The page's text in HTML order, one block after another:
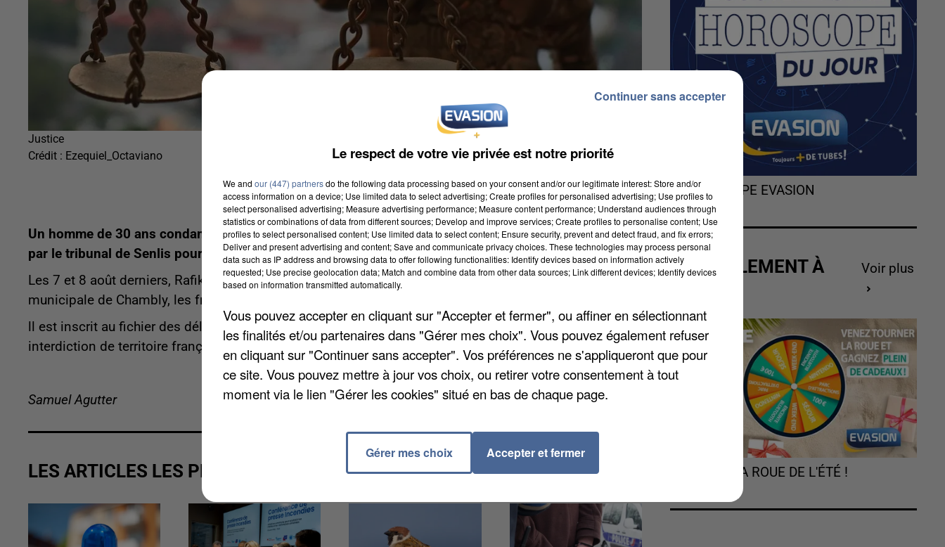
Justice
Crédit : Ezequiel_Octaviano
Un homme de 30 ans condamné ce lundi 8 décembre 2025 à 14 mois de prison dont 5 avec sursis
par le tribunal de Senlis pour agressions sexuelles sur mineurs.
Les 7 et 8 août derniers, Rafik Akharraz avait agressé quatre adolescents de 10 à 14 ans à la piscine
municipale de Chambly, les frappant et commettant des attouchements.
ll est inscrit au fichier des délinquants sexuels et devra indemniser chaque victime de 800 euros. Une
interdiction de territoire français de 10 ans a également été prononcée.
Samuel Agutter
LES ARTICLES LES PLUS VUS
L'HOROSCOPE EVASION
ACTUELLEMENT À
Voir plus
TOURNEZ LA ROUE DE L'ÉTÉ !
Le respect de votre vie privée est notre priorité
We and our (447) partnersdo the following data processing based on your consent and/or our legitimate interest: Store and/or
access information on a device; Use limited data to select advertising; Create profiles for personalised advertising; Use profiles to
select personalised advertising; Measure advertising performance; Measure content performance; Understand audiences through
statistics or combinations of data from different sources; Develop and improve services; Create profiles to personalise content; Use
profiles to select personalised content; Use limited data to select content; Ensure security, prevent and detect fraud, and fix errors;
Deliver and present advertising and content; Save and communicate privacy choices. These technologies may process personal
data such as IP address and browsing data to offer following functionalities: Identify devices based on information actively
requested; Use precise geolocation data; Match and combine data from other data sources; Link different devices; Identify devices
based on information transmitted automatically.
Vous pouvez accepter en cliquant sur "Accepter et fermer", ou affiner en sélectionnant
les finalités et/ou partenaires dans "Gérer mes choix". Vous pouvez également refuser
en cliquant sur "Continuer sans accepter". Vos préférences ne s'appliqueront que pour
ce site. Vous pouvez mettre à jour vos choix, ou retirer votre consentement à tout
moment via le lien "Gérer les cookies" situé en bas de chaque page.
Gérer mes choix Accepter et fermer
Continuer sans accepter